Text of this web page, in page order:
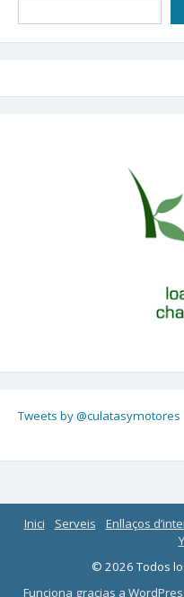
Tweets by @culatasymotores
Inici Serveis Enllaços
© 2026 Todos
Funciona gracias a